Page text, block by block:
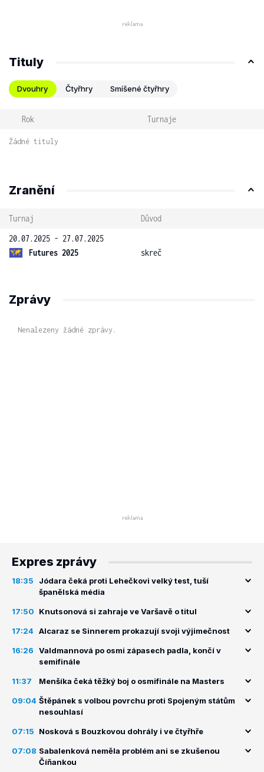
Tituly
Dvouhry Čtyřhry Smíšené čtyřhry
Rok Turnaje
Žádné tituly
Zranění
Turnaj
Důvod
20.07.2025 - 27.07.2025
Futures 2025
skreč
Zprávy
Nenalezeny žádné zprávy.
Expres zprávy
18:35
Jódara čeká proti Lehečkovi velký test, tuší
španělská média
17:50 Knutsonová si zahraje ve Varšavě o titul
17:24 Alcaraz se Sinnerem prokazují svoji výjimečnost
16:26
Valdmannová po osmi zápasech padla, končí v
semifinále
11:37 Menšíka čeká těžký boj o osmifinále na Masters
09:04 Štěpánek s volbou povrchu proti Spojeným státům
nesouhlasí
07:15 Nosková s Bouzkovou dohrály i ve čtyřhře
07:08 Sabalenková neměla problém ani se zkušenou
Číňankou